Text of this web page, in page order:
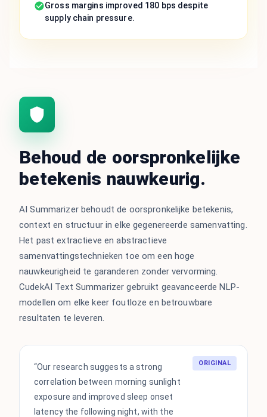
Gross margins improved 180 bps despite
supply chain pressure.
Behoud de oorspronkelijke
betekenis nauwkeurig.
AI Summarizer behoudt de oorspronkelijke betekenis,
context en structuur in elke gegenereerde samenvatting.
Het past extractieve en abstractieve
samenvattingstechnieken toe om een hoge
nauwkeurigheid te garanderen zonder vervorming.
CudekAI Text Summarizer gebruikt geavanceerde NLP-
modellen om elke keer foutloze en betrouwbare
resultaten te leveren.
ORIGINAL
“Our research suggests a strong
correlation between morning sunlight
exposure and improved sleep onset
latency the following night, with the